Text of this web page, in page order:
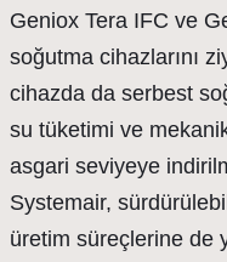
Geniox Tera IFC ve
soğutma cihazlarını
cihazda da serbest
su tüketimi ve
asgari seviyeye
Systemair,
üretim süreçlerine de